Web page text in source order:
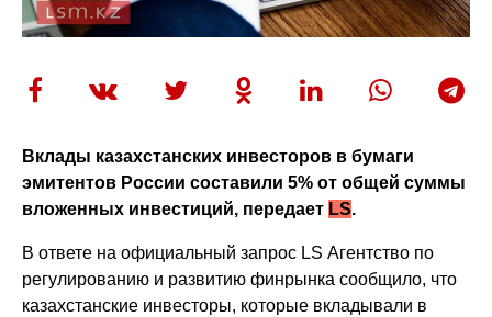
Вклады казахстанских инвесторов в бумаги
эмитентов России составили 5% от общей суммы
вложенных инвестиций, передает LS.
В ответе на официальный запрос LS Агентство по
регулированию и развитию финрынка сообщило, что
казахстанские инвесторы, которые вкладывали в